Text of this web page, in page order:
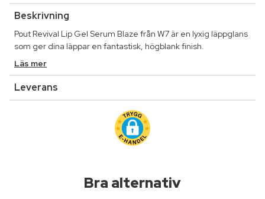
Beskrivning
Pout Revival Lip Gel Serum Blaze från W7 är en lyxig läppglans
som ger dina läppar en fantastisk, högblank finish.
Läs mer
Leverans
Bra alternativ